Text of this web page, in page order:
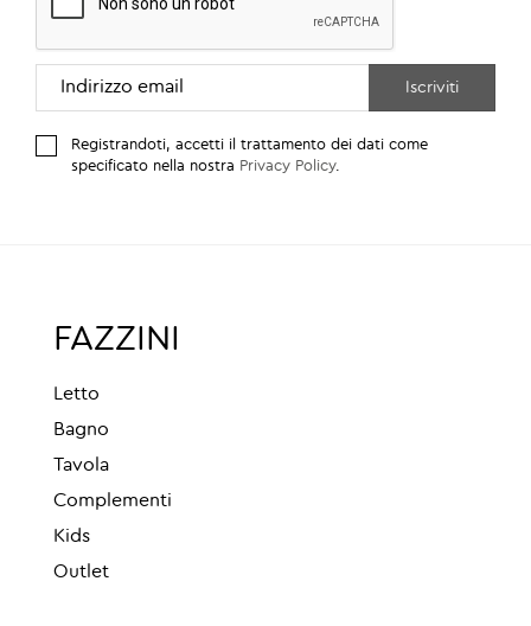
Registrandoti, accetti il trattamento dei dati come
specificato nella nostra Privacy Policy.
FAZZINI
Letto
Bagno
Tavola
Complementi
Kids
Outlet